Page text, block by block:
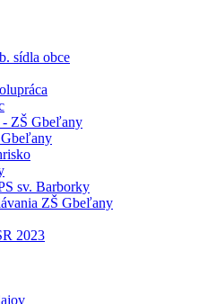
sídla obce
- ZŠ Gbeľany
Gbeľany
sv. Barborky
ZŠ Gbeľany
2023